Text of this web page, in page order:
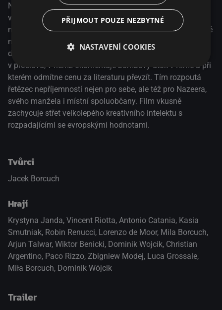
Nobelovy ceny. Její harmonický rodinný život na italském
venkově však začne skřípat, když podlehne šarmu
mladého přistěhovalce Nazeera. Na křižovatce nespoutané
mysli a stárnoucího těla se Maria snaží najít svou roli v
dynamickém světě kolem ní. Své hodnoty dá jasně najevo
v proslovu, v němž okomentuje bombový útok v Římě a při
kterém odmítne cenu za literaturu převzít. Tím rozpoutá
řetězec nepříjemností nejen pro sebe, ale též pro Nazeera,
svého manžela i místní spoluobčany. Film vkusně
zachycuje střet velkolepého kreativního intelektu s
rozpadajícími se evropskými hodnotami.
Tvůrci
Jacek Borcuch
Hrají
Krystyna Janda, Vincent Riotta, Antonio Catania, Kasia
Smutniak, Robin Renucci, Lorenzo de Moor, Mila Borcuch,
Arjun Talwar, Wiktor Benicki, Dominik Wojcik, Christian
Argentino, Paco Rizzo, Zbigniew Modej, Luca Grossale,
Miła Borcuch, Dominik Wójcik
Trailer
PŘIJMOUT POUZE NEZBYTNÉ
NASTAVENÍ COOKIES